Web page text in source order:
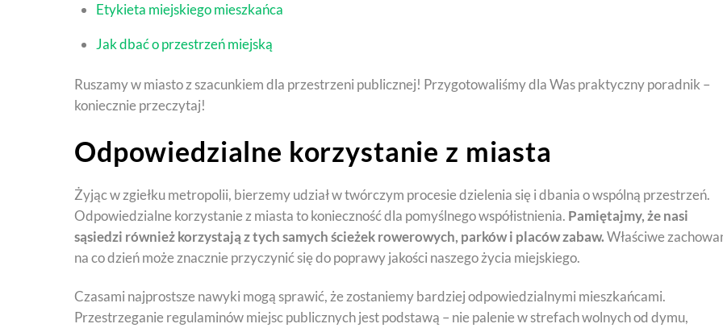
Etykieta miejskiego mieszkańca
Jak dbać o przestrzeń miejską
Ruszamy w miasto z szacunkiem dla przestrzeni publicznej! Przygotowaliśmy dla Was praktyczny poradnik –
koniecznie przeczytaj!
Odpowiedzialne korzystanie z miasta
Żyjąc w zgiełku metropolii, bierzemy udział w twórczym procesie dzielenia się i dbania o wspólną przestrzeń.
Odpowiedzialne korzystanie z miasta to konieczność dla pomyślnego współistnienia. Pamiętajmy, że nasi
sąsiedzi również korzystają z tych samych ścieżek rowerowych, parków i placów zabaw.Właściwe
na co dzień może znacznie przyczynić się do poprawy jakości naszego życia miejskiego.
Czasami najprostsze nawyki mogą sprawić, że zostaniemy bardziej odpowiedzialnymi mieszkańcami.
Przestrzeganie regulaminów miejsc publicznych jest podstawą – nie palenie w strefach wolnych od dymu,